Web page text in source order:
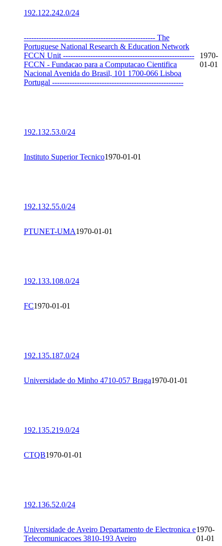
192.122.242.0/24
----------------------------------------------------- The
Portuguese National Research & Education Network
FCCN Unit -----------------------------------------------------
FCCN - Fundacao para a Computacao Cientifica
Nacional Avenida do Brasil, 101 1700-066 Lisboa
Portugal -----------------------------------------------------
1970-
01-01
192.132.53.0/24
Instituto Superior Tecnico1970-01-01
192.132.55.0/24
PTUNET-UMA1970-01-01
192.133.108.0/24
FC1970-01-01
192.135.187.0/24
Universidade do Minho 4710-057 Braga1970-01-01
192.135.219.0/24
CTQB1970-01-01
192.136.52.0/24
Universidade de Aveiro Departamento de Electronica e
Telecomunicacoes 3810-193 Aveiro
1970-
01-01